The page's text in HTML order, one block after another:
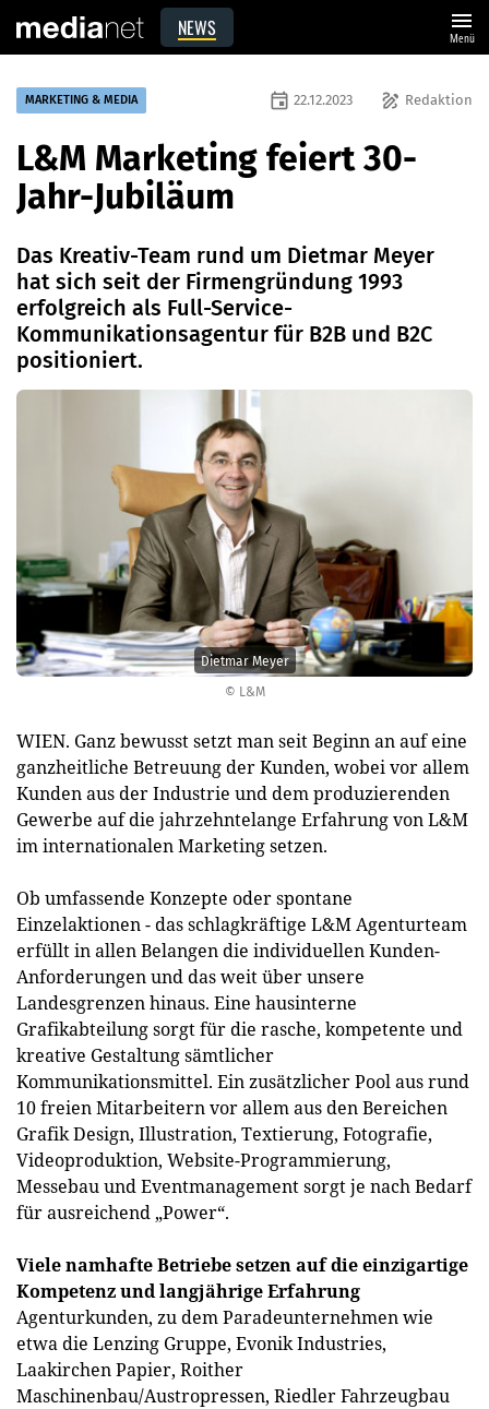
NEWS menu
Menü
© L&M
Dietmar Meyer
MARKETING & MEDIA draw Redaktion
event 22.12.2023
L&M Marketing feiert 30-
Jahr-Jubiläum
Das Kreativ-Team rund um Dietmar Meyer
hat sich seit der Firmengründung 1993
erfolgreich als Full-Service-
Kommunikationsagentur für B2B und B2C
positioniert.
WIEN. Ganz bewusst setzt man seit Beginn an auf eine
ganzheitliche Betreuung der Kunden, wobei vor allem
Kunden aus der Industrie und dem produzierenden
Gewerbe auf die jahrzehntelange Erfahrung von L&M
im internationalen Marketing setzen.
Ob umfassende Konzepte oder spontane
Einzelaktionen - das schlagkräftige L&M Agenturteam
erfüllt in allen Belangen die individuellen Kunden-
Anforderungen und das weit über unsere
Landesgrenzen hinaus. Eine hausinterne
Grafikabteilung sorgt für die rasche, kompetente und
kreative Gestaltung sämtlicher
Kommunikationsmittel. Ein zusätzlicher Pool aus rund
10 freien Mitarbeitern vor allem aus den Bereichen
Grafik Design, Illustration, Textierung, Fotografie,
Videoproduktion, Website-Programmierung,
Messebau und Eventmanagement sorgt je nach Bedarf
für ausreichend „Power“.
Viele namhafte Betriebe setzen auf die einzigartige
Kompetenz und langjährige Erfahrung
Agenturkunden, zu dem Paradeunternehmen wie
etwa die Lenzing Gruppe, Evonik Industries,
Laakirchen Papier, Roither
Maschinenbau/Austropressen, Riedler Fahrzeugbau